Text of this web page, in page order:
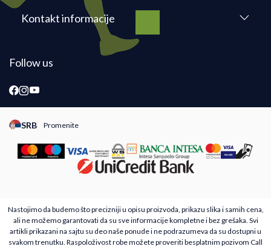
Kontakt informacije
Follow us
SRB Promenite
Promeni instancu sajta, posetite sajtove za druge zemlje
Nastojimo da budemo što precizniji u opisu proizvoda, prikazu slika i samih cena,
ali ne možemo garantovati da su sve informacije kompletne i bez grešaka. Svi
artikli prikazani na sajtu su deo naše ponude i ne podrazumeva da su dostupni u
svakom trenutku. Raspoloživost robe možete proveriti besplatnim pozivom Call